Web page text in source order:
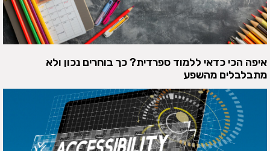
איפה הכי כדאי ללמוד ספרדית? כך בוחרים נכון ולא
מתבלבלים מהשפע